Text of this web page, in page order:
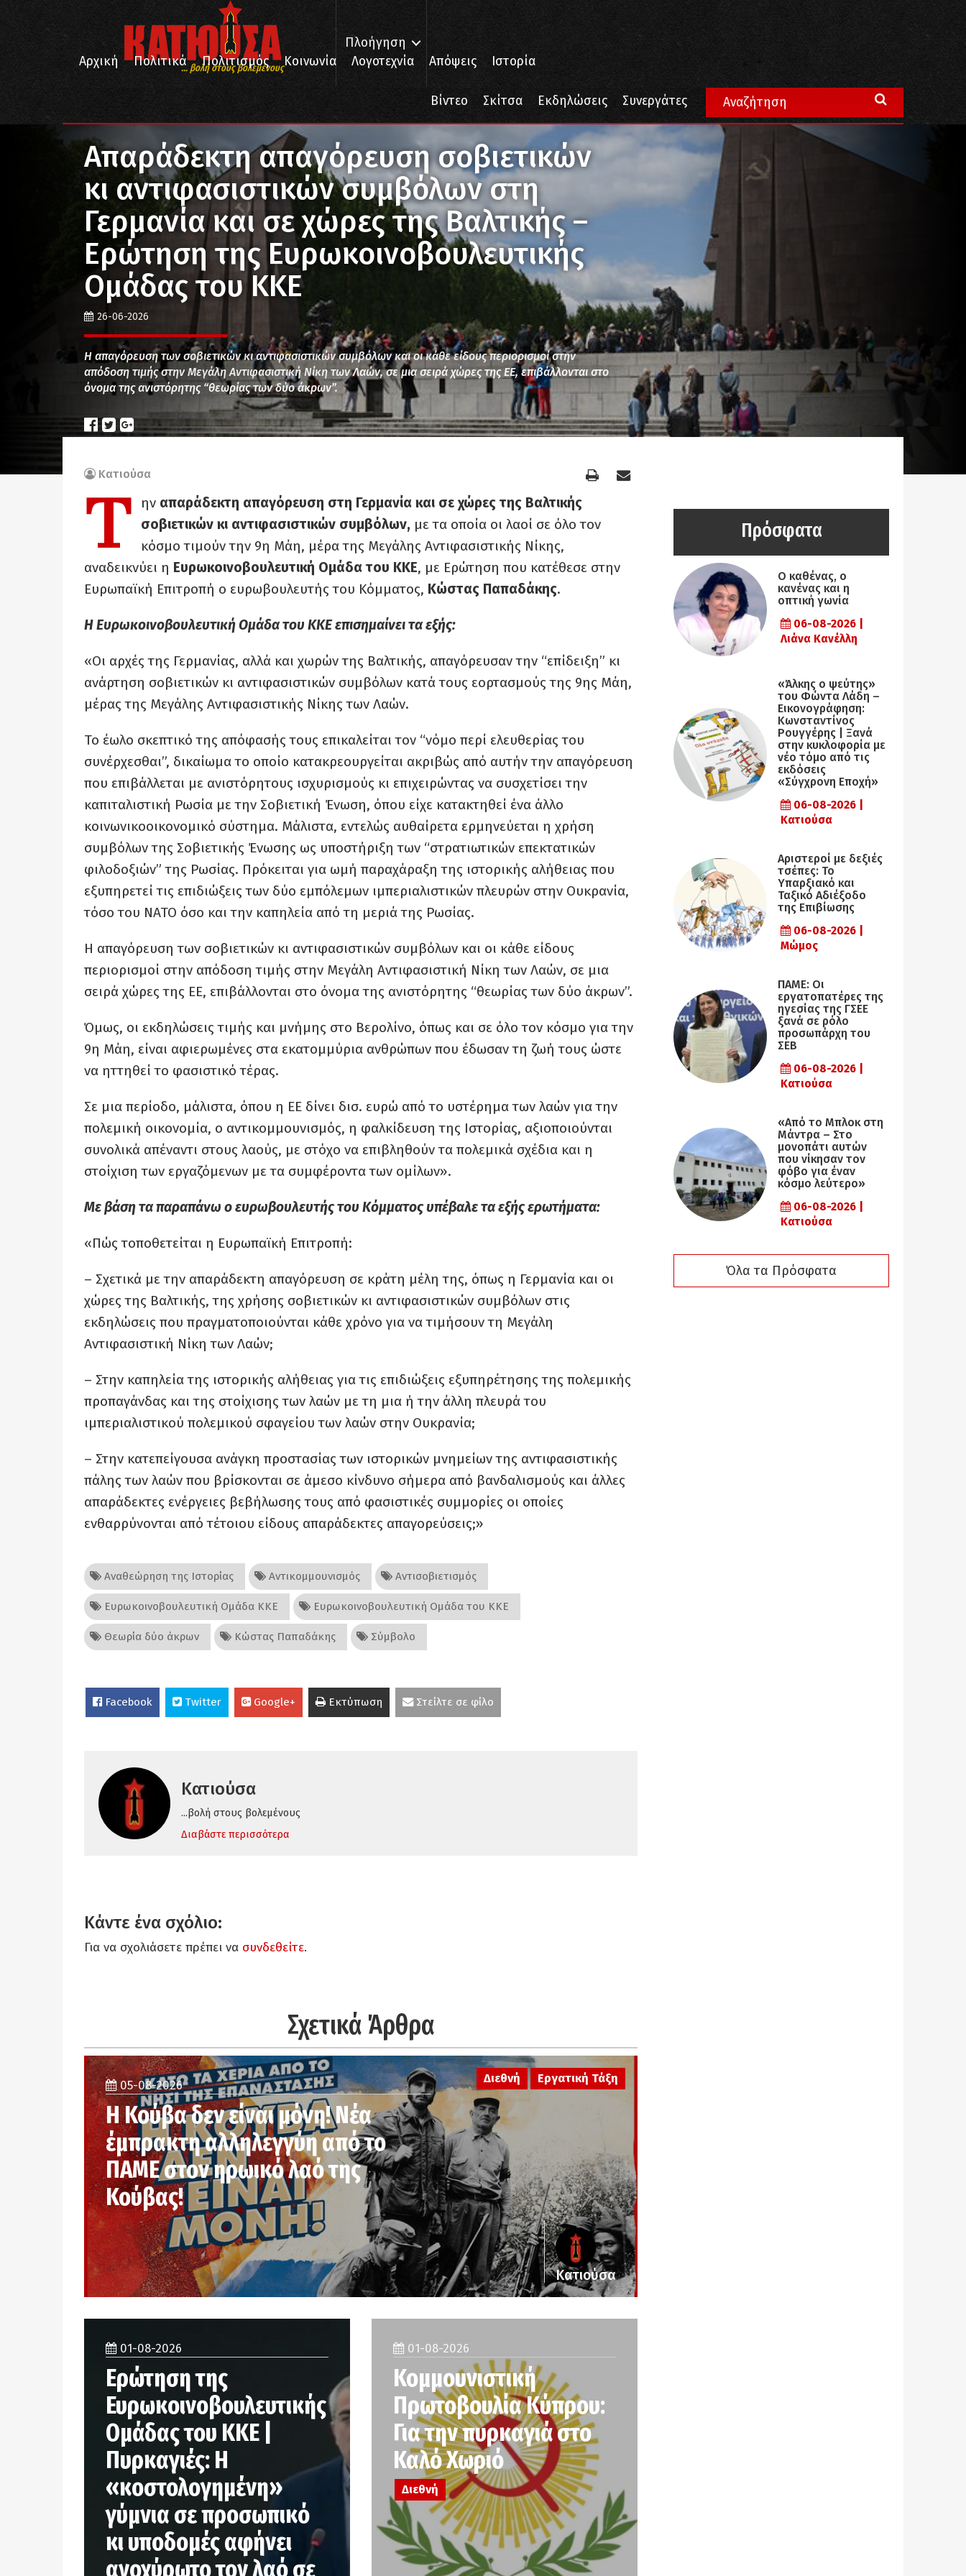
... βολή στους βολεμένους
Πλοήγηση
Αρχική
Πολιτικά Πολιτισμός Κοινωνία Λογοτεχνία Απόψεις Ιστορία
Βίντεο Σκίτσα Εκδηλώσεις Συνεργάτες
Πολιτικά
Απαράδεκτη απαγόρευση σοβιετικών κι αντιφασιστικών συμβόλων στη Γερμανία και σε χώρες της Βαλτικής – Ερώτηση της Ευρωκοινοβουλευτικής Ομάδας του ΚΚΕ
Απαράδεκτη απαγόρευση σοβιετικών
κι αντιφασιστικών συμβόλων στη
Γερμανία και σε χώρες της Βαλτικής –
Ερώτηση της Ευρωκοινοβουλευτικής
Ομάδας του ΚΚΕ
26-06-2026
Η απαγόρευση των σοβιετικών κι αντιφασιστικών συμβόλων και οι κάθε είδους περιορισμοί στην
απόδοση τιμής στην Μεγάλη Αντιφασιστική Νίκη των Λαών, σε μια σειρά χώρες της ΕΕ, επιβάλλονται στο
όνομα της ανιστόρητης “θεωρίας των δύο άκρων”.
Κατιούσα
Τ ην απαράδεκτη απαγόρευση στη Γερμανία και σε χώρες της Βαλτικής
σοβιετικών κι αντιφασιστικών συμβόλων, με τα οποία οι λαοί σε όλο τον
κόσμο τιμούν την 9η Μάη, μέρα της Μεγάλης Αντιφασιστικής Νίκης,
αναδεικνύει η Ευρωκοινοβουλευτική Ομάδα του ΚΚΕ, με Ερώτηση που κατέθεσε στην
Ευρωπαϊκή Επιτροπή ο ευρωβουλευτής του Κόμματος, Κώστας Παπαδάκης.
Η Ευρωκοινοβουλευτική Ομάδα του ΚΚΕ επισημαίνει τα εξής:
«Οι αρχές της Γερμανίας, αλλά και χωρών της Βαλτικής, απαγόρευσαν την “επίδειξη” κι
ανάρτηση σοβιετικών κι αντιφασιστικών συμβόλων κατά τους εορτασμούς της 9ης Μάη,
μέρας της Μεγάλης Αντιφασιστικής Νίκης των Λαών.
Το έωλο σκεπτικό της απόφασής τους επικαλείται τον “νόμο περί ελευθερίας του
συνέρχεσθαι”, δικαίωμα το οποίο κατακρεουργείται ακριβώς από αυτήν την απαγόρευση
που επιβάλλεται με ανιστόρητους ισχυρισμούς κι επιχειρώντας να συσχετίσει την
καπιταλιστική Ρωσία με την Σοβιετική Ένωση, όπου είχε κατακτηθεί ένα άλλο
κοινωνικοοικονομικό σύστημα. Μάλιστα, εντελώς αυθαίρετα ερμηνεύεται η χρήση
συμβόλων της Σοβιετικής Ένωσης ως υποστήριξη των “στρατιωτικών επεκτατικών
φιλοδοξιών” της Ρωσίας. Πρόκειται για ωμή παραχάραξη της ιστορικής αλήθειας που
εξυπηρετεί τις επιδιώξεις των δύο εμπόλεμων ιμπεριαλιστικών πλευρών στην Ουκρανία,
τόσο του ΝΑΤΟ όσο και την καπηλεία από τη μεριά της Ρωσίας.
Η απαγόρευση των σοβιετικών κι αντιφασιστικών συμβόλων και οι κάθε είδους
περιορισμοί στην απόδοση τιμής στην Μεγάλη Αντιφασιστική Νίκη των Λαών, σε μια
σειρά χώρες της ΕΕ, επιβάλλονται στο όνομα της ανιστόρητης “θεωρίας των δύο άκρων”.
Όμως, οι εκδηλώσεις τιμής και μνήμης στο Βερολίνο, όπως και σε όλο τον κόσμο για την
9η Μάη, είναι αφιερωμένες στα εκατομμύρια ανθρώπων που έδωσαν τη ζωή τους ώστε
να ηττηθεί το φασιστικό τέρας.
Σε μια περίοδο, μάλιστα, όπου η ΕΕ δίνει δισ. ευρώ από το υστέρημα των λαών για την
πολεμική οικονομία, ο αντικομμουνισμός, η φαλκίδευση της Ιστορίας, αξιοποιούνται
συνολικά απέναντι στους λαούς, με στόχο να επιβληθούν τα πολεμικά σχέδια και η
στοίχιση των εργαζόμενων με τα συμφέροντα των ομίλων».
Με βάση τα παραπάνω ο ευρωβουλευτής του Κόμματος υπέβαλε τα εξής ερωτήματα:
«Πώς τοποθετείται η Ευρωπαϊκή Επιτροπή:
– Σχετικά με την απαράδεκτη απαγόρευση σε κράτη μέλη της, όπως η Γερμανία και οι
χώρες της Βαλτικής, της χρήσης σοβιετικών κι αντιφασιστικών συμβόλων στις
εκδηλώσεις που πραγματοποιούνται κάθε χρόνο για να τιμήσουν τη Μεγάλη
Αντιφασιστική Νίκη των Λαών;
– Στην καπηλεία της ιστορικής αλήθειας για τις επιδιώξεις εξυπηρέτησης της πολεμικής
προπαγάνδας και της στοίχισης των λαών με τη μια ή την άλλη πλευρά του
ιμπεριαλιστικού πολεμικού σφαγείου των λαών στην Ουκρανία;
– Στην κατεπείγουσα ανάγκη προστασίας των ιστορικών μνημείων της αντιφασιστικής
πάλης των λαών που βρίσκονται σε άμεσο κίνδυνο σήμερα από βανδαλισμούς και άλλες
απαράδεκτες ενέργειες βεβήλωσης τους από φασιστικές συμμορίες οι οποίες
ενθαρρύνονται από τέτοιου είδους απαράδεκτες απαγορεύσεις;»
Αναθεώρηση της Ιστορίας Αντικομμουνισμός Αντισοβιετισμός
Ευρωκοινοβουλευτική Ομάδα ΚΚΕ Ευρωκοινοβουλευτική Ομάδα του ΚΚΕ
Θεωρία δύο άκρων Κώστας Παπαδάκης Σύμβολο
Facebook Twitter Google+ Εκτύπωση Στείλτε σε φίλο
Κατιούσα
...βολή στους βολεμένους
Διαβάστε περισσότερα
Κάντε ένα σχόλιο:
Για να σχολιάσετε πρέπει να συνδεθείτε.
Σχετικά Άρθρα
Διεθνή Εργατική Τάξη
05-08-2026
Η Κούβα δεν είναι μόνη! Νέα
έμπρακτη αλληλεγγύη από το
ΠΑΜΕ στον ηρωικό λαό της
Κούβας!
Κατιούσα
01-08-2026
Ερώτηση της
Ευρωκοινοβουλευτικής
Ομάδας του ΚΚΕ |
Πυρκαγιές: Η
«κοστολογημένη»
γύμνια σε προσωπικό
κι υποδομές αφήνει
ανοχύρωτο τον λαό σε
01-08-2026
Κομμουνιστική
Πρωτοβουλία Κύπρου:
Για την πυρκαγιά στο
Καλό Χωριό
Διεθνή
Πρόσφατα
Ο καθένας, ο
κανένας και η
οπτική γωνία
06-08-2026 |
Λιάνα Κανέλλη
«Άλκης ο ψεύτης»
του Φώντα Λάδη –
Εικονογράφηση:
Κωνσταντίνος
Ρουγγέρης | Ξανά
στην κυκλοφορία με
νέο τόμο από τις
εκδόσεις
«Σύγχρονη Εποχή»
06-08-2026 |
Κατιούσα
Αριστεροί με δεξιές
τσέπες: Το
Υπαρξιακό και
Ταξικό Αδιέξοδο
της Επιβίωσης
06-08-2026 |
Μώμος
ΠΑΜΕ: Οι
εργατοπατέρες της
ηγεσίας της ΓΣΕΕ
ξανά σε ρόλο
προσωπάρχη του
ΣΕΒ
06-08-2026 |
Κατιούσα
«Από το Μπλοκ στη
Μάντρα – Στο
μονοπάτι αυτών
που νίκησαν τον
φόβο για έναν
κόσμο λεύτερο»
06-08-2026 |
Κατιούσα
Όλα τα Πρόσφατα